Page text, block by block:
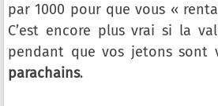
par 1000 pour que vous «
C’est encore plus vrai si la
pendant que vos jetons sont
parachains.